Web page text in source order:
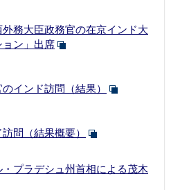
務大臣政務官の在京インド大
ン」出席
インド訪問（結果）
問（結果概要）
プラデシュ州首相による茂木